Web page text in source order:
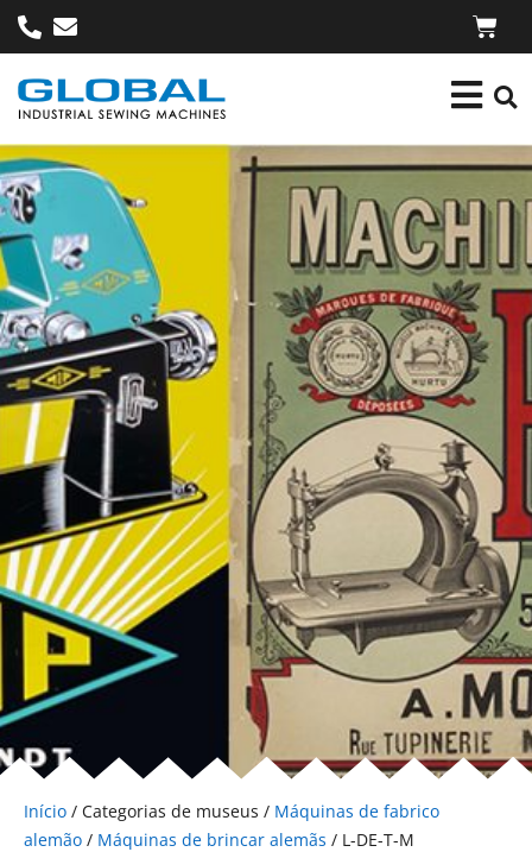
Início / Categorias de museus / Máquinas de fabrico
alemão / Máquinas de brincar alemãs / L-DE-T-M